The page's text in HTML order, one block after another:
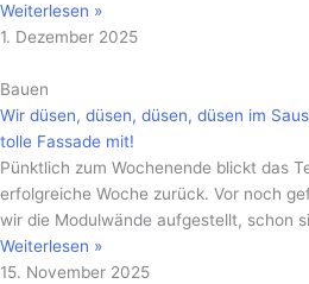
Weiterlesen »
1. Dezember 2025
Bauen
Wir düsen, düsen, düsen, düsen im
tolle Fassade mit!
Pünktlich zum Wochenende blickt das
erfolgreiche Woche zurück. Vor noch
wir die Modulwände aufgestellt, schon
Weiterlesen »
15. November 2025